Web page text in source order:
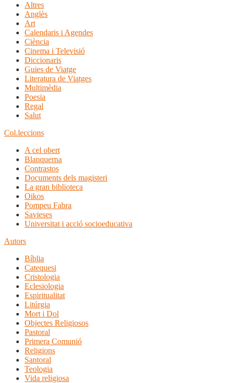
Altres
Anglès
Art
Calendaris i Agendes
Ciència
Cinema i Televisió
Diccionaris
Guies de Viatge
Literatura de Viatges
Multimèdia
Poesia
Regal
Salut
Col.leccions
A cel obert
Blanquerna
Contrastos
Documents dels magisteri
La gran biblioteca
Oikos
Pompeu Fabra
Savieses
Universitat i acció socioeducativa
Autors
Bíblia
Catequesi
Cristologia
Eclesiologia
Espiritualitat
Litúrgia
Mort i Dol
Objectes Religiosos
Pastoral
Primera Comunió
Religions
Santoral
Teologia
Vida religiosa